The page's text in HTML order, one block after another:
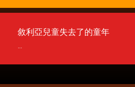
敘利亞兒童失去了的童年
...